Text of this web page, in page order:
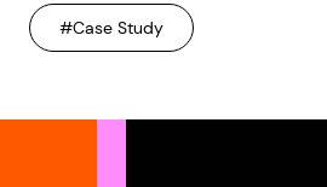
#Case Study